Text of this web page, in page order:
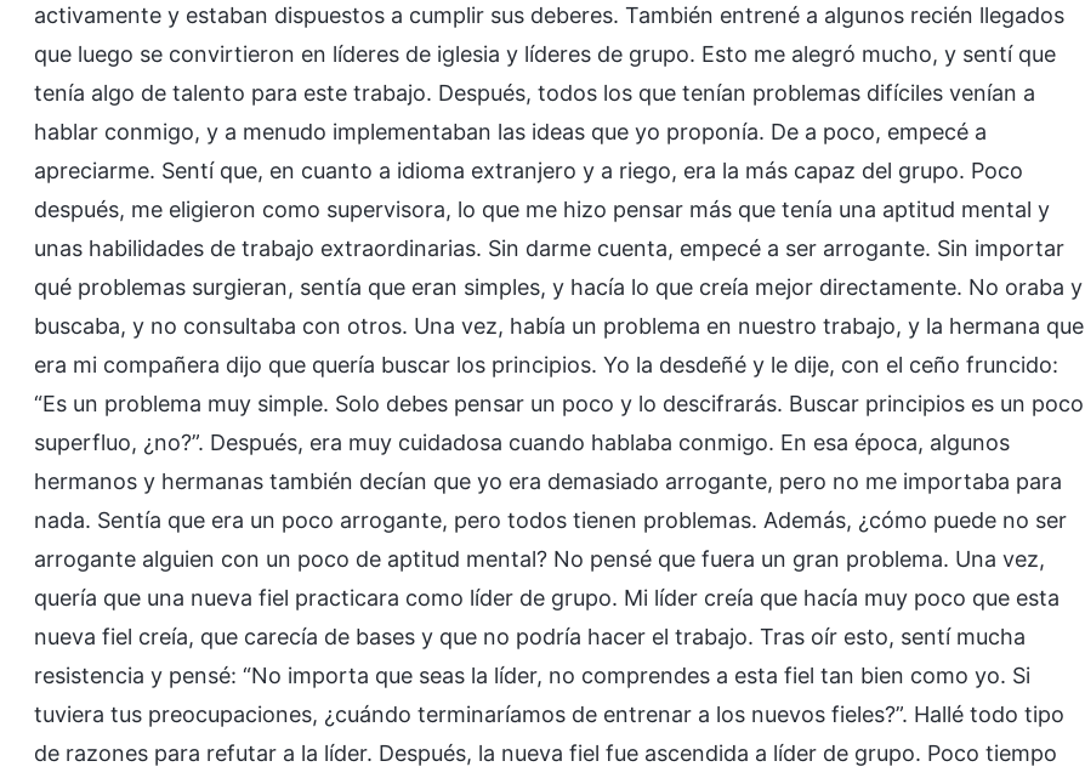
activamente y estaban dispuestos a cumplir sus deberes. También entrené a algunos recién llegados
que luego se convirtieron en líderes de iglesia y líderes de grupo. Esto me alegró mucho, y sentí que
tenía algo de talento para este trabajo. Después, todos los que tenían problemas difíciles venían a
hablar conmigo, y a menudo implementaban las ideas que yo proponía. De a poco, empecé a
apreciarme. Sentí que, en cuanto a idioma extranjero y a riego, era la más capaz del grupo. Poco
después, me eligieron como supervisora, lo que me hizo pensar más que tenía una aptitud mental y
unas habilidades de trabajo extraordinarias. Sin darme cuenta, empecé a ser arrogante. Sin importar
qué problemas surgieran, sentía que eran simples, y hacía lo que creía mejor directamente. No oraba y
buscaba, y no consultaba con otros. Una vez, había un problema en nuestro trabajo, y la hermana que
era mi compañera dijo que quería buscar los principios. Yo la desdeñé y le dije, con el ceño fruncido:
“Es un problema muy simple. Solo debes pensar un poco y lo descifrarás. Buscar principios es un poco
superfluo, ¿no?”. Después, era muy cuidadosa cuando hablaba conmigo. En esa época, algunos
hermanos y hermanas también decían que yo era demasiado arrogante, pero no me importaba para
nada. Sentía que era un poco arrogante, pero todos tienen problemas. Además, ¿cómo puede no ser
arrogante alguien con un poco de aptitud mental? No pensé que fuera un gran problema. Una vez,
quería que una nueva fiel practicara como líder de grupo. Mi líder creía que hacía muy poco que esta
nueva fiel creía, que carecía de bases y que no podría hacer el trabajo. Tras oír esto, sentí mucha
resistencia y pensé: “No importa que seas la líder, no comprendes a esta fiel tan bien como yo. Si
tuviera tus preocupaciones, ¿cuándo terminaríamos de entrenar a los nuevos fieles?”. Hallé todo tipo
de razones para refutar a la líder. Después, la nueva fiel fue ascendida a líder de grupo. Poco tiempo